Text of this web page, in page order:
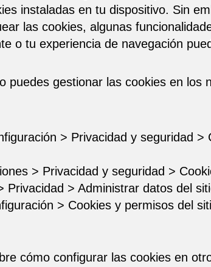
instaladas en tu dispositivo. Sin
las cookies, algunas
o tu experiencia de navegación
puedes gestionar las cookies en los
> Privacidad y seguridad >
> Privacidad y seguridad >
Privacidad > Administrar datos del
> Cookies y permisos del
cómo configurar las cookies en